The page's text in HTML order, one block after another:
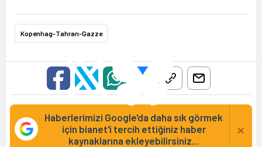
Kopenhag-Tahran-Gazze
Haberlerimizi Google'da daha sık görmek
için bianet'i tercih ettiğiniz haber
kaynaklarına ekleyebilirsiniz...
×